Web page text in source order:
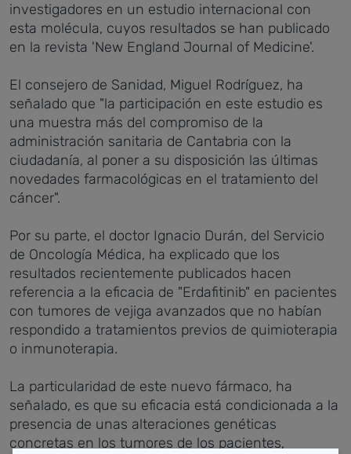
investigadores en un estudio internacional con
esta molécula, cuyos resultados se han publicado
en la revista 'New England Journal of Medicine'.
El consejero de Sanidad, Miguel Rodríguez, ha
señalado que "la participación en este estudio es
una muestra más del compromiso de la
administración sanitaria de Cantabria con la
ciudadanía, al poner a su disposición las últimas
novedades farmacológicas en el tratamiento del
cáncer".
Por su parte, el doctor Ignacio Durán, del Servicio
de Oncología Médica, ha explicado que los
resultados recientemente publicados hacen
referencia a la eficacia de "Erdafitinib" en pacientes
con tumores de vejiga avanzados que no habían
respondido a tratamientos previos de quimioterapia
o inmunoterapia.
La particularidad de este nuevo fármaco, ha
señalado, es que su eficacia está condicionada a la
presencia de unas alteraciones genéticas
concretas en los tumores de los pacientes,